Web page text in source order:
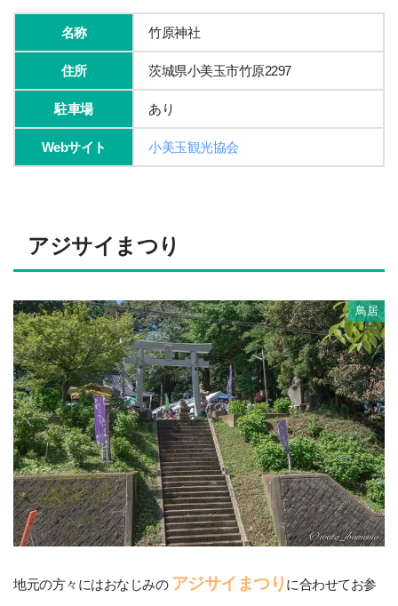
名称 竹原神社
住所 茨城県小美玉市竹原2297
駐車場 あり
Webサイト 小美玉観光協会
アジサイまつり
鳥居
地元の方々にはおなじみの アジサイまつり に合わせてお参